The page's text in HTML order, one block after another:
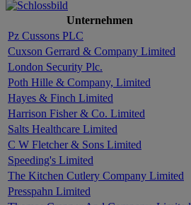
Unternehmen
Pz Cussons PLC
Cuxson Gerrard & Company Limited
London Security Plc.
Poth Hille & Company, Limited
Hayes & Finch Limited
Harrison Fisher & Co. Limited
Salts Healthcare Limited
C W Fletcher & Sons Limited
Speeding's Limited
The Kitchen Cutlery Company Limited
Presspahn Limited